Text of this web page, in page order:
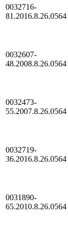
0032716-
81.2016.8.26.0564
0032607-
48.2008.8.26.0564
0032473-
55.2007.8.26.0564
0032719-
36.2016.8.26.0564
0031890-
65.2010.8.26.0564